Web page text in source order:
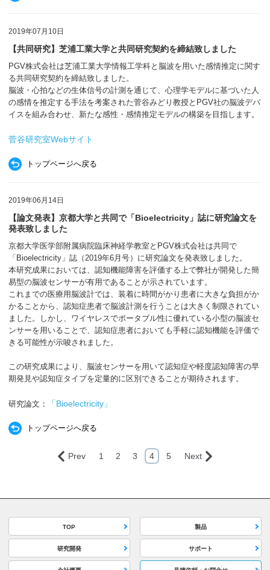
2019年07月10日
【共同研究】芝浦工業大学と共同研究契約を締結致しました
PGV株式会社は芝浦工業大学情報工学科と脳波を用いた感情推定に関す
る共同研究契約を締結致しました。
脳波・心拍などの生体信号の計測を通じて、心理学モデルに基づいた人
の感情を推定する手法を考案された菅谷みどり教授とPGV社の脳波デバ
イスを組み合わせ、新たな感性・感情推定モデルの構築を目指します。
菅谷研究室Webサイト
トップページへ戻る
2019年06月14日
【論文発表】京都大学と共同で「Bioelectricity」誌に研究論文を
発表致しました
京都大学医学部附属病院臨床神経学教室とPGV株式会社は共同で
「Bioelectricity」誌（2019年6月号）に研究論文を発表致しました。
本研究成果においては、認知機能障害を評価する上で弊社が開発した簡
易型の脳波センサーが有用であることが示されています。
これまでの医療用脳波計では、装着に時間がかり患者に大きな負担がか
かることから、認知症患者で脳波計測を行うことは大きく制限されてい
ました。しかし、ワイヤレスでポータブル性に優れている小型の脳波セ
ンサーを用いることで、認知症患者においても手軽に認知機能を評価で
きる可能性が示唆されました。
この研究成果により、脳波センサーを用いて認知症や軽度認知障害の早
期発見や認知症タイプを定量的に区別できることが期待されます。
研究論文： 「Bioelectricity」
トップページへ戻る
Prev 1 2 3 4 5 Next
TOP 製品
研究開発 サポート